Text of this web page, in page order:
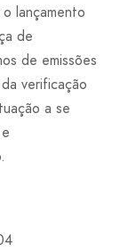
lançamento
de
de emissões
verificação
a se